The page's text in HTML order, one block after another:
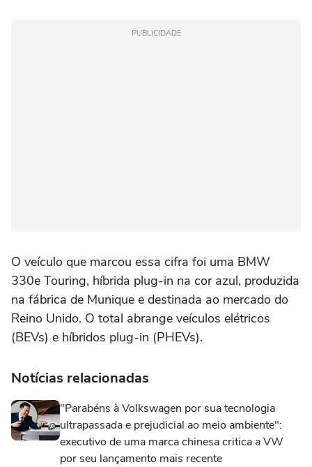
PUBLICIDADE
O veículo que marcou essa cifra foi uma BMW
330e Touring, híbrida plug-in na cor azul, produzida
na fábrica de Munique e destinada ao mercado do
Reino Unido. O total abrange veículos elétricos
(BEVs) e híbridos plug-in (PHEVs).
Notícias relacionadas
"Parabéns à Volkswagen por sua tecnologia
ultrapassada e prejudicial ao meio ambiente":
executivo de uma marca chinesa critica a VW
por seu lançamento mais recente